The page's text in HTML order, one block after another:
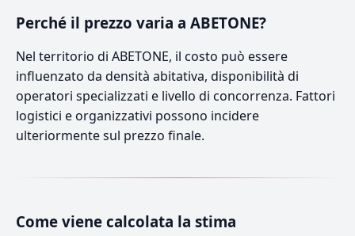
Perché il prezzo varia a ABETONE?
Nel territorio di ABETONE, il costo può essere
influenzato da densità abitativa, disponibilità di
operatori specializzati e livello di concorrenza. Fattori
logistici e organizzativi possono incidere
ulteriormente sul prezzo finale.
Come viene calcolata la stima